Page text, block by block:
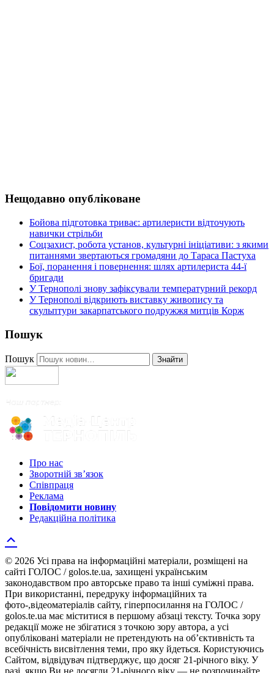
Нещодавно опубліковане
Бойова підготовка триває: артилеристи відточують
навички стрільби
Соцзахист, робота установ, культурні ініціативи: з якими
питаннями звертаються громадяни до Тараса Пастуха
Бої, поранення і повернення: шлях артилериста 44-ї
бригади
У Тернополі знову зафіксували температурний рекорд
У Тернополі відкриють виставку живопису та
скульптури закарпатського подружжя митців Корж
Пошук
Пошук Знайти
Про нас
Зворотній зв’язок
Співпраця
Реклама
Повідомити новину
Редакційна політика
© 2026 Усі права на інформаційні матеріали, розміщені на
сайті ГОЛОС / golos.te.ua, захищені українським
законодавством про авторське право та інші суміжні права.
При використанні, передруку інформаційних та
фото-,відеоматеріалів сайту, гіперпосилання на ГОЛОС /
golos.te.ua має міститися в першому абзаці тексту. Точка зору
редакції може не збігатися з точкою зору автора, а усі
опубліковані матеріали не претендують на об’єктивність та
всебічність висвітлення теми, про яку йдеться. Користуючись
Сайтом, відвідувач підтверджує, що досяг 21-річного віку. У
разі, якщо Ви не досягли 21-річного віку — не розпочинайте